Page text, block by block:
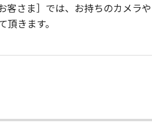
客さま］では、お持ちのカメラ
きます。